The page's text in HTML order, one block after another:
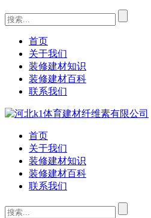
首页
关于我们
装修建材知识
装修建材百科
联系我们
首页
关于我们
装修建材知识
装修建材百科
联系我们